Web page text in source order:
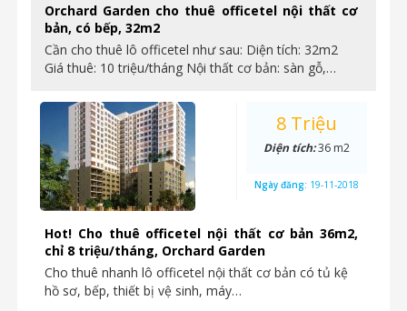
Orchard Garden cho thuê officetel nội thất cơ
bản, có bếp, 32m2
Cần cho thuê lô officetel như sau: Diện tích: 32m2
Giá thuê: 10 triệu/tháng Nội thất cơ bản: sàn gỗ,…
Hot! Cho thuê officetel nội thất cơ bản 36m2,
chỉ 8 triệu/tháng, Orchard Garden
Cho thuê nhanh lô officetel nội thất cơ bản có tủ kệ
hồ sơ, bếp, thiết bị vệ sinh, máy…
8 Triệu
Diện tích:36 m2
Ngày đăng: 19-11-2018